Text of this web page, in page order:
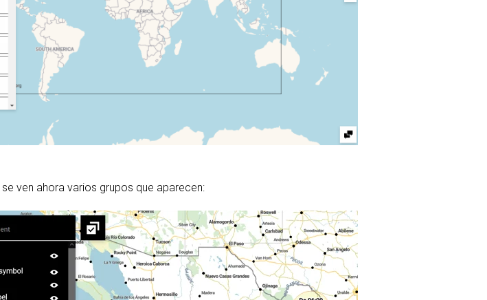
ven ahora varios grupos que aparecen: